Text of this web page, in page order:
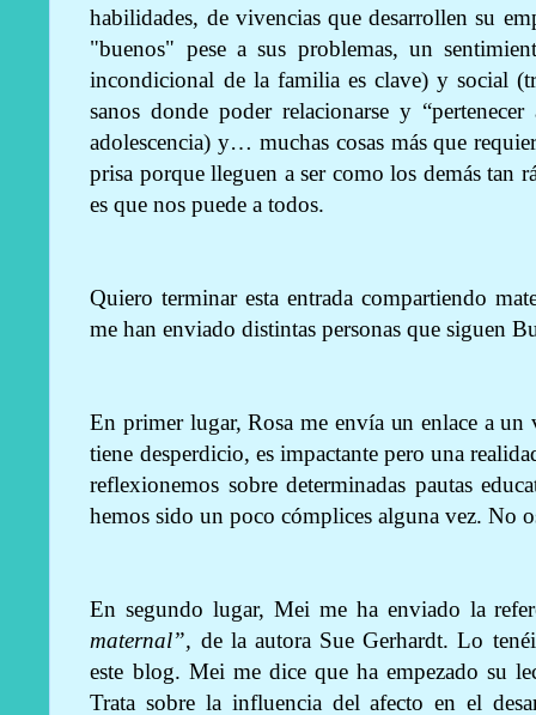
habilidades, de vivencias que desarrollen su
"buenos" pese a sus problemas, un
incondicional de la familia es clave) y social
sanos donde poder relacionarse y
adolescencia) y… muchas cosas más que
prisa porque lleguen a ser como los demás tan
es que nos puede a todos.
Quiero terminar esta entrada compartiendo
me han enviado distintas personas que siguen
En primer lugar, Rosa me envía un enlace a
tiene desperdicio, es impactante pero una
reflexionemos sobre determinadas pautas
hemos sido un poco cómplices alguna vez. No
En segundo lugar, Mei me ha enviado la
maternal”, de la autora Sue Gerhardt. Lo
este blog. Mei me dice que ha empezado su
Trata sobre la influencia del afecto en el